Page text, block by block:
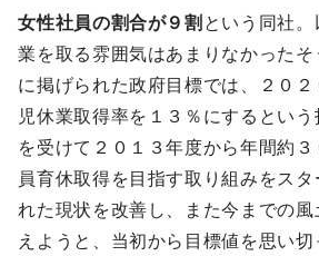
女性社員の割合が９割 という同社
業を取る雰囲気はあまりなかった
に掲げられた政府目標では、２０
児休業取得率を１３％にするとい
を受けて２０１３年度から年間約
員育休取得を目指す取り組みをス
れた現状を改善し、また今までの
えようと、当初から目標値を思い